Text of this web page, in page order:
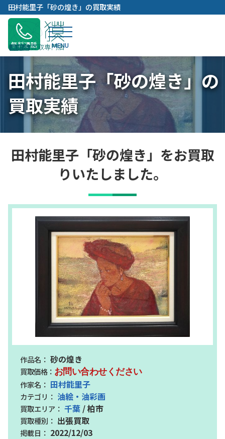
内
容
キ
プ
田村能里子「砂の煌き」の買取実績
無料通話
田村能里子「砂の煌き」の
買取実績
田村能里子「砂の煌き」をお買取
りいたしました。
砂の煌き
お問い合わせください
田村能里子
油絵・油彩画
千葉 / 柏市
出張買取
2022/12/03